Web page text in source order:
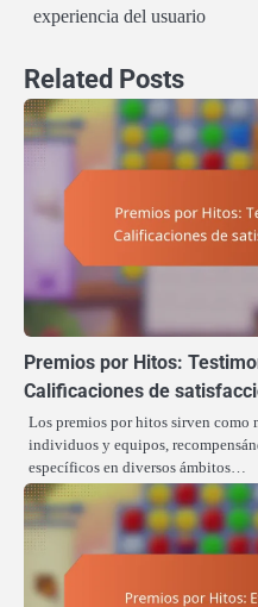
experiencia del usuario
Related Posts
Premios por Hitos:
Calificaciones de
Los premios por hitos sirven
individuos y equipos,
específicos en diversos ámbitos…